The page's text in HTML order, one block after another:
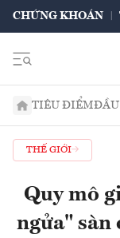
CHỨNG KHOÁN
TIÊU ĐIỂMĐẦU
THẾ GIỚI
Quy mô
ngửa" sàn